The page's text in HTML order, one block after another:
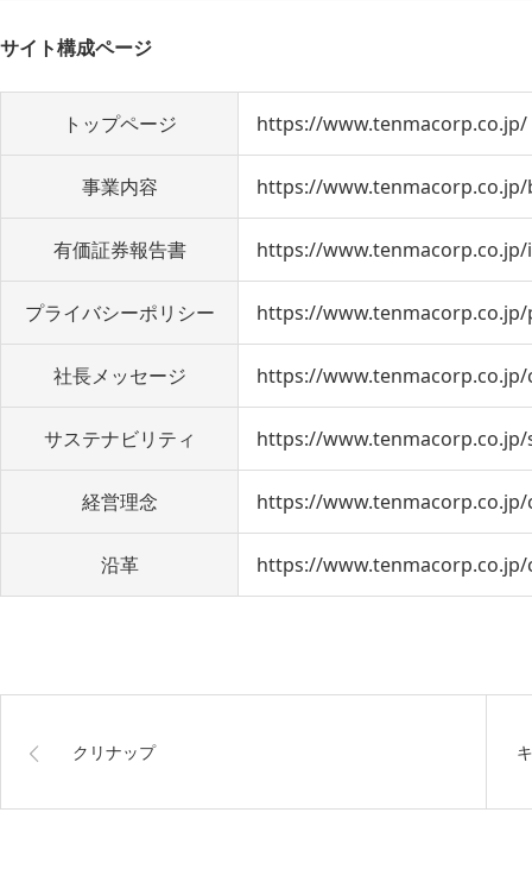
サイト構成ページ
トップページ https://www.tenmacorp.co.jp/
事業内容 https://www.tenmacorp.co.jp/
有価証券報告書 https://
プライバシーポリシー https://
社長メッセージ https://
サステナビリティ https://
経営理念 https://
沿革 https://
クリナップ